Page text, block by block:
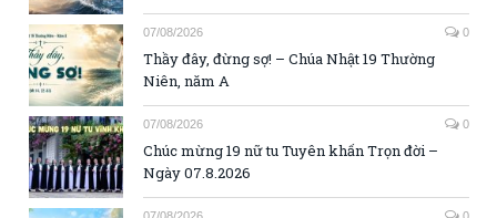
07/08/2026 0
Thầy đây, đừng sợ! – Chúa Nhật 19 Thường
Niên, năm A
07/08/2026 0
Chúc mừng 19 nữ tu Tuyên khấn Trọn đời –
Ngày 07.8.2026